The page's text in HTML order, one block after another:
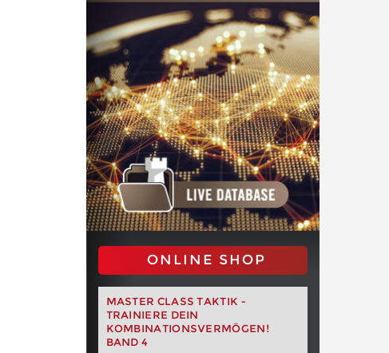
ONLINE SHOP
MASTER CLASS TAKTIK -
TRAINIERE DEIN
KOMBINATIONSVERMÖGEN!
BAND 4